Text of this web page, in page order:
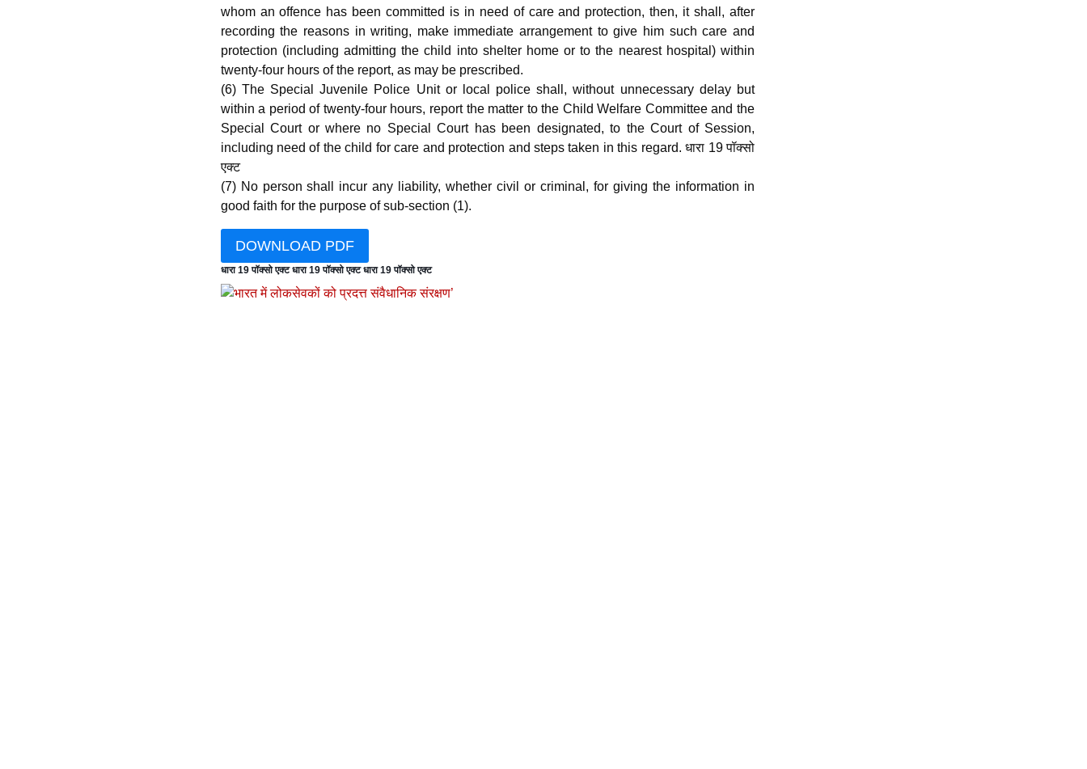
whom an offence has been committed is in need of care and protection, then, it shall, after
recording the reasons in writing, make immediate arrangement to give him such care and
protection (including admitting the child into shelter home or to the nearest hospital) within
twenty-four hours of the report, as may be prescribed.
(6) The Special Juvenile Police Unit or local police shall, without unnecessary delay but
within a period of twenty-four hours, report the matter to the Child Welfare Committee and the
Special Court or where no Special Court has been designated, to the Court of Session,
including need of the child for care and protection and steps taken in this regard. धारा 19 पॉक्सो
एक्ट
(7) No person shall incur any liability, whether civil or criminal, for giving the information in
good faith for the purpose of sub-section (1).
DOWNLOAD PDF
धारा 19 पॉक्सो एक्ट धारा 19 पॉक्सो एक्ट धारा 19 पॉक्सो एक्ट